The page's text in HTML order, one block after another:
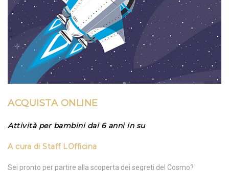
ACQUISTA ONLINE
Attività per bambini dai 6 anni in su
A cura di Staff LOfficina
Sei pronto per partire alla scoperta dei segreti del Cosmo?